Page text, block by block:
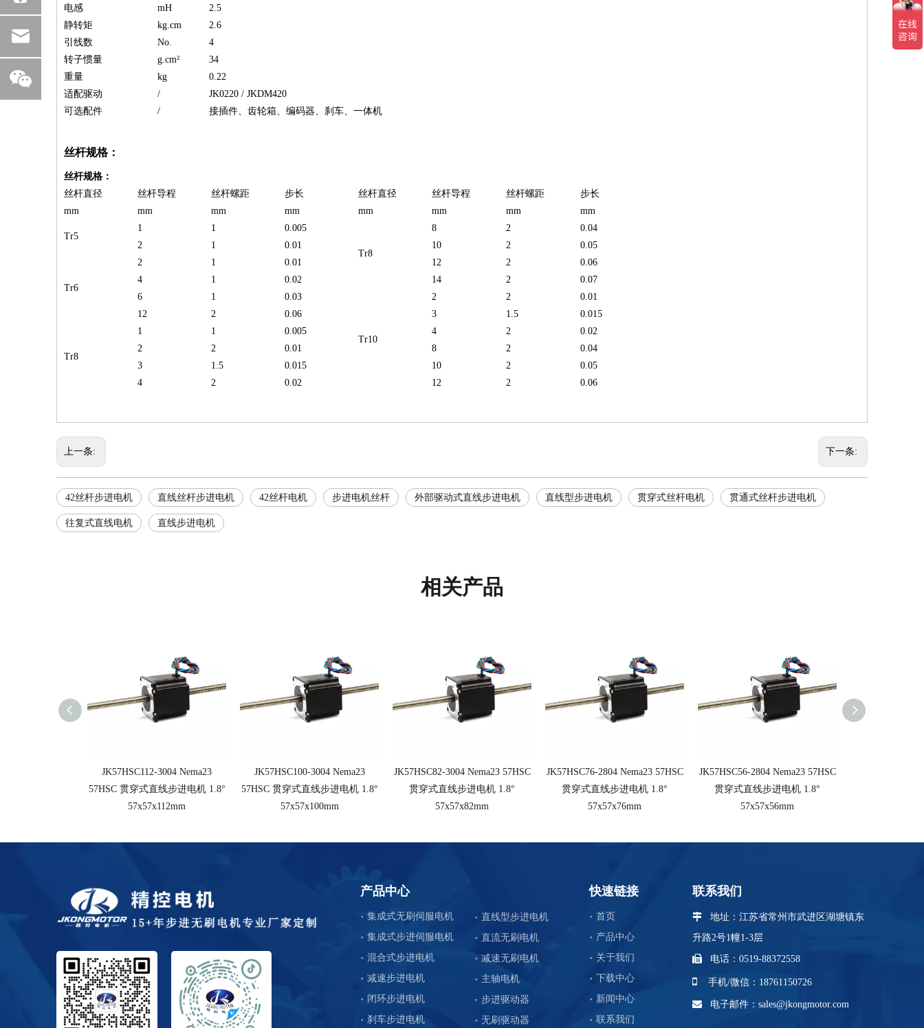
电感
mH
2.5
静转矩
kg.cm
2.6
引线数
No.
4
转子惯量
g.cm²
34
重量
kg
0.22
适配驱动
/
JK0220 / JKDM420
可选配件
/ 接插件、齿轮箱、编码器、刹车、一体机
丝杆规格：
丝杆规格：
丝杆直径
丝杆导程 丝杆螺距 步长 丝杆直径 丝杆导程 丝杆螺距
步长
mm
mm mm mm mm mm mm mm
Tr5
1 1 0.005
Tr8
8 2
0.04
2
1 0.01 10 2 0.05
Tr6
2 1 0.01 12 2
0.06
4
1 0.02 14 2
0.07
6
1 0.03
Tr10
2 2
0.01
12
2 0.06 3 1.5 0.015
Tr8
1 1 0.005 4 2
0.02
2
2 0.01 8 2
0.04
3
1.5 0.015 10 2
0.05
4
2 0.02 12 2 0.06
上一条: 下一条:
42丝杆步进电机 直线丝杆步进电机 42丝杆电机 步进电机丝杆 外部驱动式直线步进电机 直线型步进电机 贯穿式丝杆电机 贯通式丝杆步进电机
往复式直线电机 直线步进电机
相关产品
JK57HSC112-3004 Nema23
57HSC 贯穿式直线步进电机 1.8°
57x57x112mm
JK57HSC100-3004 Nema23
57HSC 贯穿式直线步进电机 1.8°
57x57x100mm
JK57HSC82-3004 Nema23 57HSC
贯穿式直线步进电机 1.8°
57x57x82mm
JK57HSC76-2804 Nema23 57HSC
贯穿式直线步进电机 1.8°
57x57x76mm
JK57HSC56-2804 Nema23 57HSC
贯穿式直线步进电机 1.8°
57x57x56mm
产品中心
集成式无刷伺服电机
集成式步进伺服电机
混合式步进电机
减速步进电机
闭环步进电机
刹车步进电机
直线型步进电机
直流无刷电机
减速无刷电机
主轴电机
步进驱动器
无刷驱动器
快速链接
首页
产品中心
关于我们
下载中心
新闻中心
联系我们
联系我们
 地址：江苏省常州市武进区湖塘镇东
升路2号1幢1-3层
 电话：0519-88372558
 手机/微信：18761150726
 电子邮件： sales@jkongmotor.com